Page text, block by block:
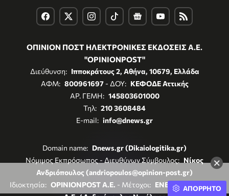
×
ΟΠΙΝΙΟΝ ΠΟΣΤ ΗΛΕΚΤΡΟΝΙΚΕΣ ΕΚΔΟΣΕΙΣ Α.Ε.
"OPINIONPOST"
Διεύθυνση: Ιπποκράτους 2, Αθήνα, 10679, Ελλάδα
ΑΦΜ: 800961697- ΔΟΥ: ΚΕΦΟΔΕ Αττικής
ΑΡ. ΓΕΜΗ: 145803601000
Τηλ: 210 3608484
E-mail: info@dnews.gr
Domain name: Dnews.gr (Dikaiologitika.gr)
Νόμιμος Εκπρόσωπος - Διευθύνων Σύμβουλος: Νίκος
Ανδριόπουλος (andriopoulos@opinion-post.gr)
Ιδιοκτησία: OPINIONPOST A.E. - Μέτοχοι: ENERGY REGISTER
ΑΠΟΡΡΗΤΟ